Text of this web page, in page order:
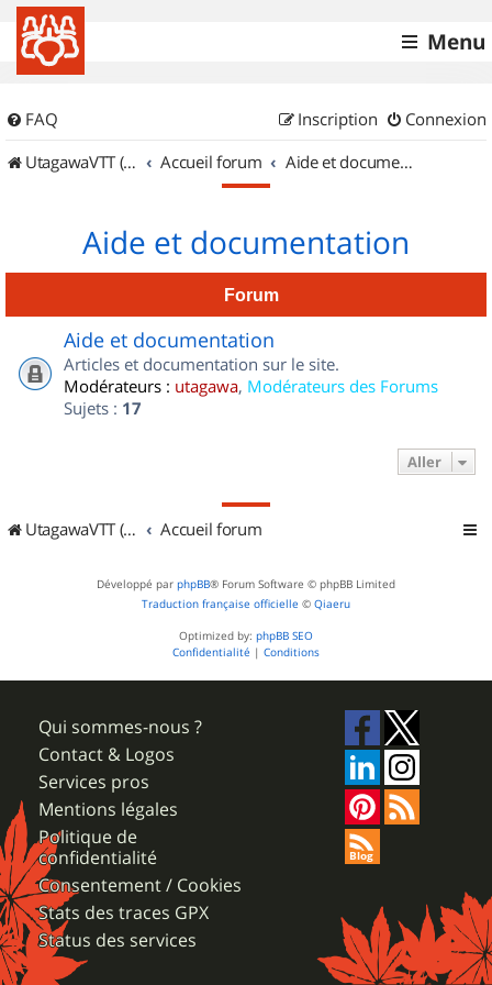
Menu
FAQ Connexion
Inscription
UtagawaVTT (Randos VTT et VTTAE avec traces GPS)
Accueil forum Aide et documentation
Aide et documentation
Forum
Aide et documentation
Articles et documentation sur le site.
Modérateurs : utagawa, Modérateurs des Forums
Sujets : 17
Aller
UtagawaVTT (Randos VTT et VTTAE avec traces GPS) Accueil forum
Développé par phpBB® Forum Software © phpBB Limited
Traduction française officielle © Qiaeru
Optimized by: phpBB SEO
Confidentialité | Conditions
Qui sommes-nous ?
Contact & Logos
Services pros
Mentions légales
Politique de
confidentialité
Consentement / Cookies
Stats des traces GPX
Status des services